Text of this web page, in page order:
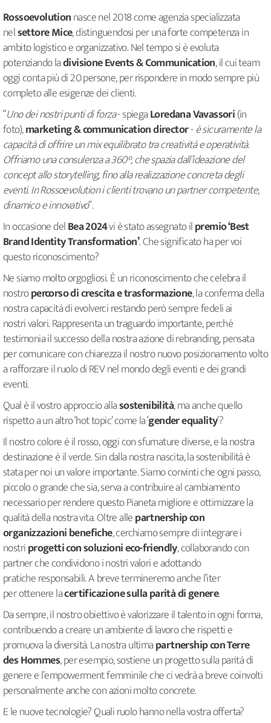
Rossoevolutionnasce nel 2018 come agenzia specializzata
nelsettore Mice, distinguendosi per una forte competenza in
ambito logistico e organizzativo. Nel tempo si è evoluta
potenziando ladivisione Events &Communication, il cui team
oggi conta più di 20 persone, per rispondere in modo sempre più
completo alle esigenze dei clienti.
“Uno deinostri punti di forza- spiegaLoredana Vavassori(in
foto),marketing & communication director-è sicuramente la
capacità di offrire un mix equilibrato tra creatività e operatività.
Offriamo una consulenza a 360°, che spazia dall’ideazione del
concept allo storytelling, fino alla realizzazione concreta degli
eventi. In Rossoevolution i clienti trovano un partner competente,
dinamico einnovativo”.
In occasione delBea2024vi è stato assegnato ilpremio ‘Best
Brand IdentityTransformation’. Che significato ha per voi
questo riconoscimento?
Ne siamo molto orgogliosi. È un riconoscimento che celebra il
nostropercorso dicrescita e trasformazione, la conferma della
nostra capacità di evolverci restando però sempre fedeli ai
nostri valori. Rappresenta un traguardo importante, perché
testimonia il successo della nostra azione di rebranding, pensata
per comunicare con chiarezza il nostro nuovo posizionamento volto
a rafforzare il ruolo di REV nel mondo degli eventi e dei grandi
eventi.
Qual è il vostro approccio allasostenibilità, ma anche quello
rispetto a un altro ‘hot topic’ come la ‘gender equality’?
Il nostro colore è il rosso, oggi con sfumature diverse, e la nostra
destinazione è il verde. Sin dalla nostra nascita, la sostenibilità è
stata per noi un valore importante. Siamo convinti che ogni passo,
piccolo o grande che sia, serva a contribuire al cambiamento
necessario per rendere questo Pianeta migliore e ottimizzare la
qualità della nostra vita. Oltre allepartnershipcon
organizzazioni benefiche, cerchiamo sempre di integrare i
nostriprogetti con soluzionieco-friendly, collaborando con
partner che condividono i nostri valori e adottando
pratiche responsabili. A breve termineremo anche l’iter
per ottenere lacertificazione sulla parità di genere.
Da sempre, il nostro obiettivo è valorizzare il talento in ogni forma,
contribuendo a creare un ambiente di lavoro che rispetti e
promuova la diversità. La nostra ultimapartnership con Terre
desHommes, per esempio, sostiene un progetto sulla parità di
genere e l’empowerment femminile che ci vedrà a breve coinvolti
personalmente anche con azioni molto concrete.
E le nuove tecnologie? Quali ruolo hanno nella vostra offerta?